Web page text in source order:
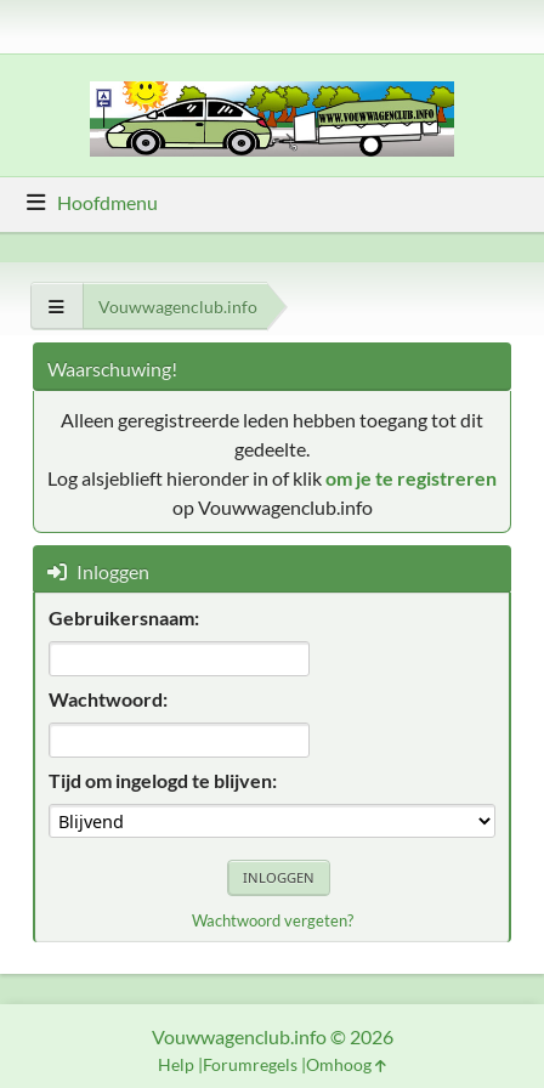
Hoofdmenu
Vouwwagenclub.info
Waarschuwing!
Alleen geregistreerde leden hebben toegang tot dit
gedeelte.
Log alsjeblieft hieronder in of klikom je te registreren
op Vouwwagenclub.info
Inloggen
Gebruikersnaam:
Wachtwoord:
Tijd om ingelogd te blijven:
Wachtwoord vergeten?
Vouwwagenclub.info © 2026
Help Forumregels Omhoog